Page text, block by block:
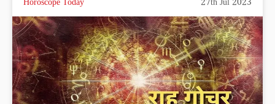
Horoscope Today 27th Jul 2023